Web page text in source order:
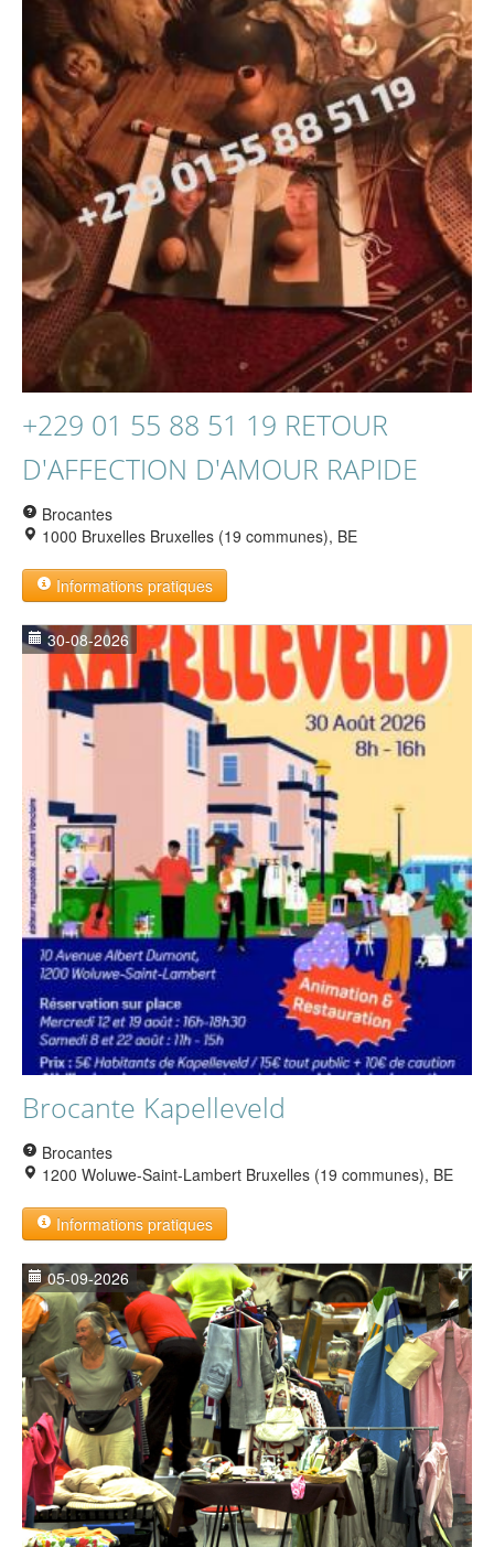
+229 01 55 88 51 19 RETOUR
D'AFFECTION D'AMOUR RAPIDE
Brocantes
1000 Bruxelles Bruxelles (19 communes), BE
Informations pratiques
30-08-2026
Brocante Kapelleveld
Brocantes
1200 Woluwe-Saint-Lambert Bruxelles (19 communes), BE
Informations pratiques
05-09-2026